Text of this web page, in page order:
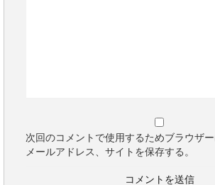
次回のコメントで使用するためブラウザー
メールアドレス、サイトを保存する。